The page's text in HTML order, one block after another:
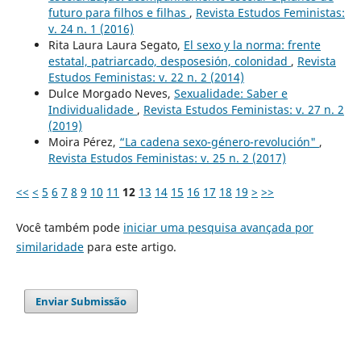
futuro para filhos e filhas , Revista Estudos Feministas:
v. 24 n. 1 (2016)
Rita Laura Laura Segato, El sexo y la norma: frente
estatal, patriarcado, desposesión, colonidad , Revista
Estudos Feministas: v. 22 n. 2 (2014)
Dulce Morgado Neves, Sexualidade: Saber e
Individualidade , Revista Estudos Feministas: v. 27 n. 2
(2019)
Moira Pérez, “La cadena sexo-género-revolución" ,
Revista Estudos Feministas: v. 25 n. 2 (2017)
<< < 5 6 7 8 9 10 11 12 13 14 15 16 17 18 19 > >>
Você também pode iniciar uma pesquisa avançada por
similaridadepara este artigo.
Enviar Submissão